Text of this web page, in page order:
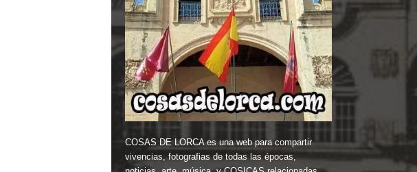
COSAS DE LORCA es una web para compartir
vivencias, fotografias de todas las épocas,